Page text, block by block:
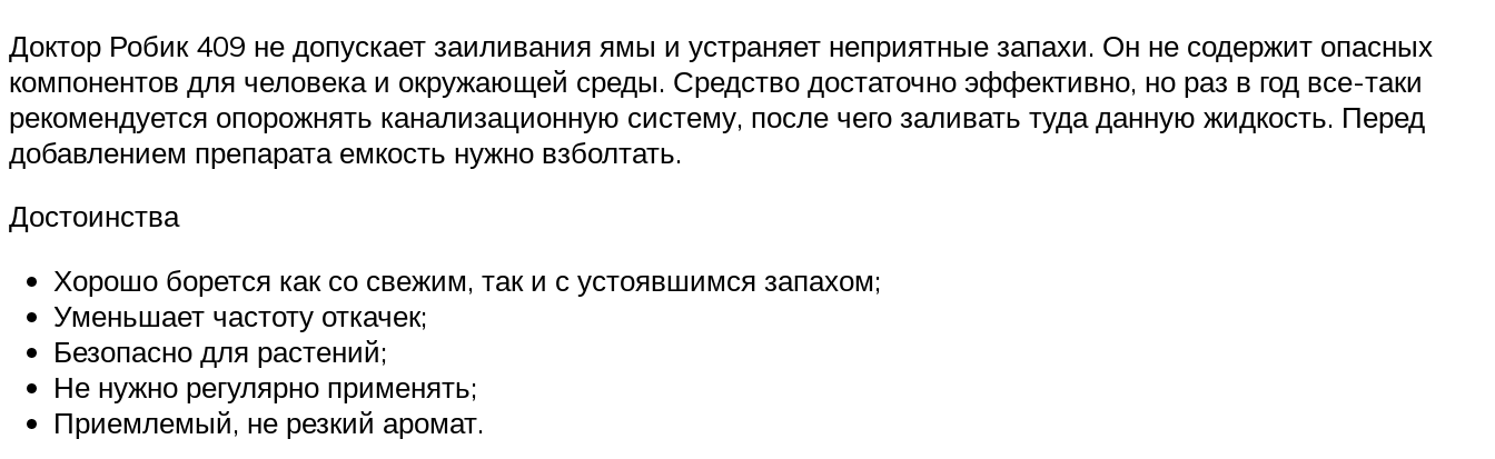
Доктор Робик 409 не допускает заиливания ямы и устраняет неприятные запахи. Он не содержит опасных
компонентов для человека и окружающей среды. Средство достаточно эффективно, но раз в год все-таки
рекомендуется опорожнять канализационную систему, после чего заливать туда данную жидкость. Перед
добавлением препарата емкость нужно взболтать.
Достоинства
Хорошо борется как со свежим, так и с устоявшимся запахом;
Уменьшает частоту откачек;
Безопасно для растений;
Не нужно регулярно применять;
Приемлемый, не резкий аромат.